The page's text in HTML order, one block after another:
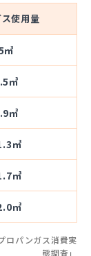
使用量
㎥
㎥
㎥
㎥
㎥
㎥
ロパンガス消費実
態調査」